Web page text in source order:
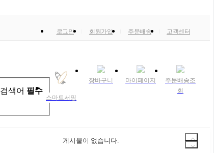
로그인 회원가입 주문배송 고객센터
검색어 필수
스마트서핑
장바구니 마이페이지
주문배송조
회
게시물이 없습니다.